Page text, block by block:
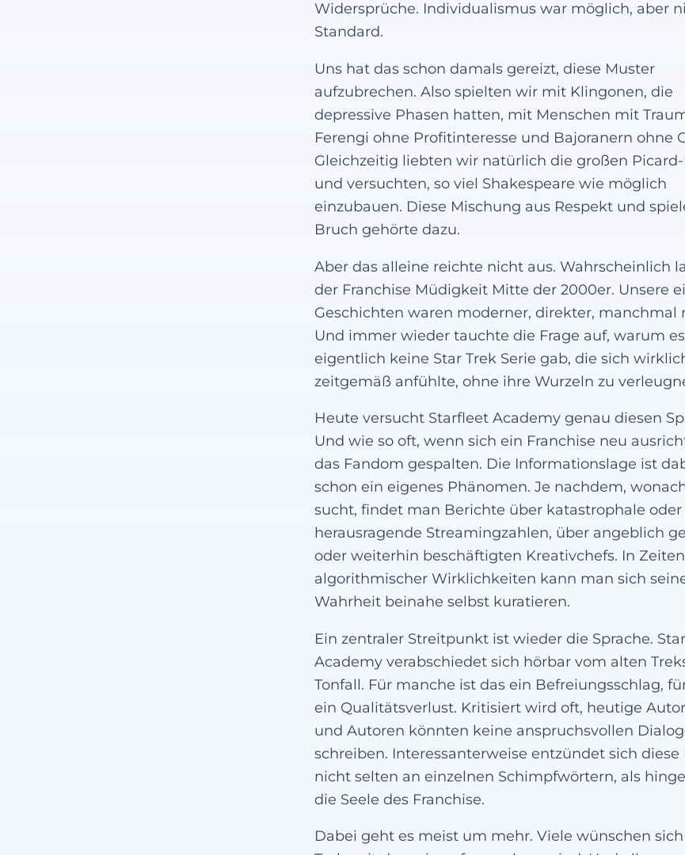
Widersprüche. Individualismus war möglich, aber
Standard.
Uns hat das schon damals gereizt, diese Muster
aufzubrechen. Also spielten wir mit Klingonen, die
depressive Phasen hatten, mit Menschen mit
Ferengi ohne Profitinteresse und Bajoranern ohne
Gleichzeitig liebten wir natürlich die großen
und versuchten, so viel Shakespeare wie möglich
einzubauen. Diese Mischung aus Respekt und
Bruch gehörte dazu.
Aber das alleine reichte nicht aus. Wahrscheinlich
der Franchise Müdigkeit Mitte der 2000er. Unsere
Geschichten waren moderner, direkter, manchmal
Und immer wieder tauchte die Frage auf, warum es
eigentlich keine Star Trek Serie gab, die sich
zeitgemäß anfühlte, ohne ihre Wurzeln zu
Heute versucht Starfleet Academy genau diesen
Und wie so oft, wenn sich ein Franchise neu
das Fandom gespalten. Die Informationslage ist
schon ein eigenes Phänomen. Je nachdem,
sucht, findet man Berichte über katastrophale oder
herausragende Streamingzahlen, über angeblich
oder weiterhin beschäftigten Kreativchefs. In Zeiten
algorithmischer Wirklichkeiten kann man sich
Wahrheit beinahe selbst kuratieren.
Ein zentraler Streitpunkt ist wieder die Sprache.
Academy verabschiedet sich hörbar vom alten
Tonfall. Für manche ist das ein Befreiungsschlag,
ein Qualitätsverlust. Kritisiert wird oft, heutige
und Autoren könnten keine anspruchsvollen
schreiben. Interessanterweise entzündet sich diese
nicht selten an einzelnen Schimpfwörtern, als
die Seele des Franchise.
Dabei geht es meist um mehr. Viele wünschen sich